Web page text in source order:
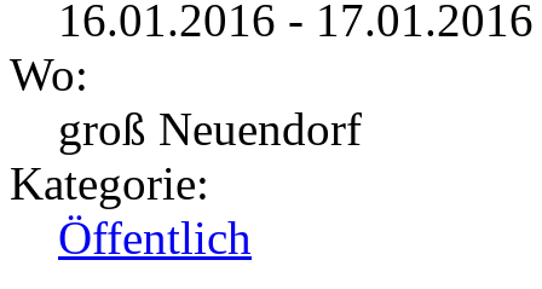
16.01.2016 -
Wo:
groß Neuendorf
Kategorie:
Öffentlich